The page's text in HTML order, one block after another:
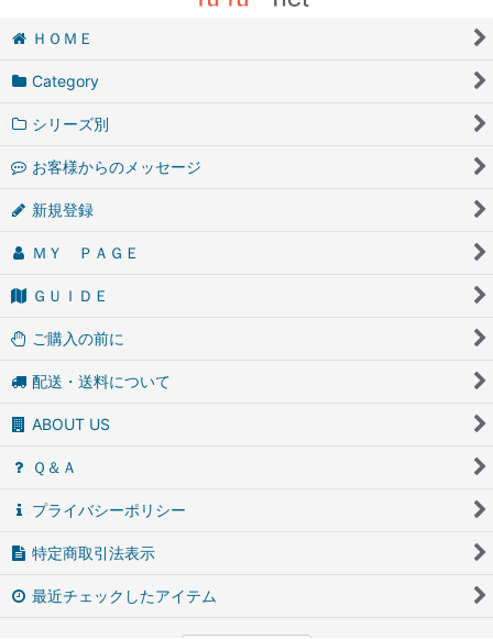
ＨＯＭＥ
Category
シリーズ別
お客様からのメッセージ
新規登録
ＭＹ ＰＡＧＥ
ＧＵＩＤＥ
ご購入の前に
配送・送料について
ABOUT US
Ｑ＆Ａ
プライバシーポリシー
特定商取引法表示
最近チェックしたアイテム